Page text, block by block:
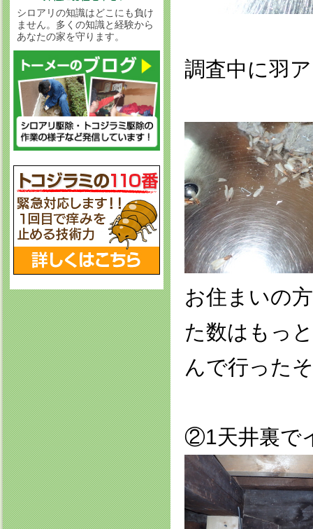
シロアリの知識はどこにも負け
ません。多くの知識と経験から
あなたの家を守ります。
調査中に羽
お住まいの
た数はもっ
んで行った
②1天井裏で